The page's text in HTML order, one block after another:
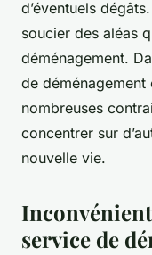
d’éventuels
soucier des aléas
déménagement.
de
nombreuses
concentrer sur
nouvelle vie.
service de